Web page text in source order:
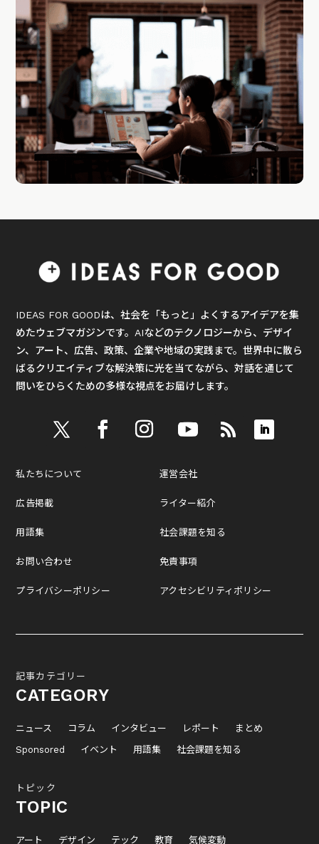
IDEAS FOR GOODは、社会を「もっと」よくするアイデアを集
めたウェブマガジンです。AIなどのテクノロジーから、デザイ
ン、アート、広告、政策、企業や地域の実践まで。世界中に散ら
ばるクリエイティブな解決策に光を当てながら、対話を通じて
問いをひらくための多様な視点をお届けします。
私たちについて
広告掲載
用語集
お問い合わせ
プライバシーポリシー
運営会社
ライター紹介
社会課題を知る
免責事項
アクセシビリティポリシー
記事カテゴリー
CATEGORY
ニュース コラム インタビュー レポート
まとめ
Sponsored
イベント 用語集 社会課題を知る
トピック
TOPIC
アート デザイン テック 教育 気候変動